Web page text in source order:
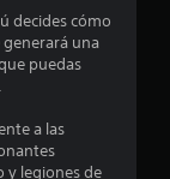
c
a
decides cómo
generará una
puedas
a las
y legiones de